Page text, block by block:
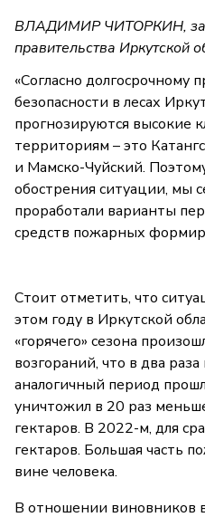
ВЛАДИМИР ЧИТОРКИН,
правительства Иркутской
«Согласно долгосрочному
безопасности в лесах
прогнозируются высокие
территориям – это
и Мамско-Чуйский.
обострения ситуации, мы
проработали варианты
средств пожарных
Стоит отметить, что
этом году в Иркутской
«горячего» сезона
возгораний, что в два
аналогичный период
уничтожил в 20 раз
гектаров. В 2022-м, для
гектаров. Большая часть
вине человека.
В отношении виновников